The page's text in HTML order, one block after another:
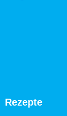
Rezepte